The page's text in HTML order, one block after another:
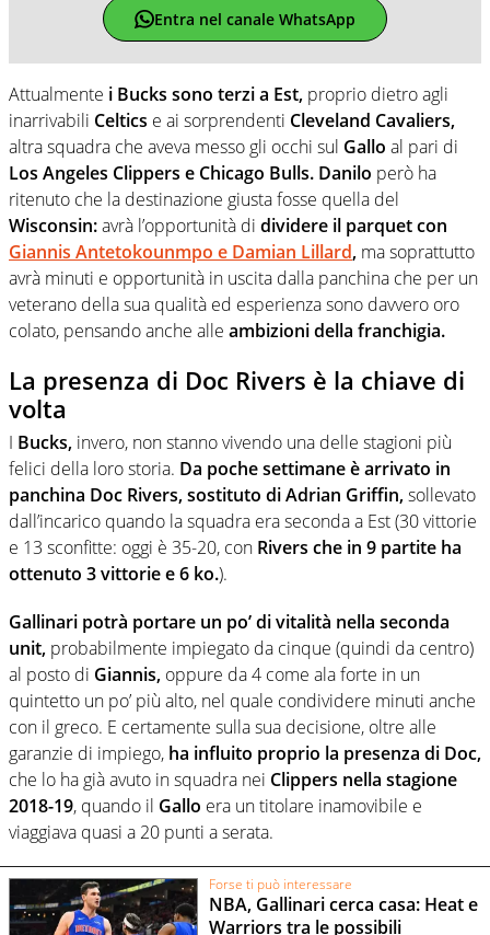
Entra nel canale WhatsApp
Attualmente i Bucks sono terzi a Est, proprio dietro agli
inarrivabili Celtics e ai sorprendenti Cleveland Cavaliers,
altra squadra che aveva messo gli occhi sul Gallo al pari di
Los Angeles Clippers e Chicago Bulls. Danilo però ha
ritenuto che la destinazione giusta fosse quella del
Wisconsin:avrà l’opportunità di dividere il parquet con
Giannis Antetokounmpo e Damian Lillard, ma soprattutto
avrà minuti e opportunità in uscita dalla panchina che per un
veterano della sua qualità ed esperienza sono davvero oro
colato, pensando anche alle ambizioni della franchigia.
La presenza di Doc Rivers è la chiave di
volta
I Bucks, invero, non stanno vivendo una delle stagioni più
felici della loro storia. Da poche settimane è arrivato in
panchina Doc Rivers, sostituto di Adrian Griffin,sollevato
dall’incarico quando la squadra era seconda a Est (30 vittorie
e 13 sconfitte: oggi è 35-20, con Rivers che in 9 partite ha
ottenuto 3 vittorie e 6 ko.).
Gallinari potrà portare un po’ di vitalità nella seconda
unit, probabilmente impiegato da cinque (quindi da centro)
al posto di Giannis, oppure da 4 come ala forte in un
quintetto un po’ più alto, nel quale condividere minuti anche
con il greco. E certamente sulla sua decisione, oltre alle
garanzie di impiego, ha influito proprio la presenza di Doc,
che lo ha già avuto in squadra nei Clippers nella stagione
2018-19, quando il Gallo era un titolare inamovibile e
viaggiava quasi a 20 punti a serata.
Forse ti può interessare
NBA, Gallinari cerca casa: Heat e
Warriors tra le possibili